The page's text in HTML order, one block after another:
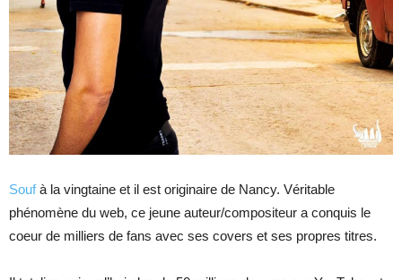
Soufà la vingtaine et il est originaire de Nancy. Véritable
phénomène du web, ce jeune auteur/compositeur a conquis le
coeur de milliers de fans avec ses covers et ses propres titres.